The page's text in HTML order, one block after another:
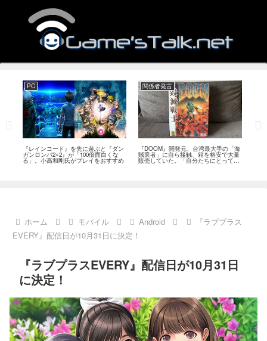
PC
『レインコード』を先に遊ぶと『ダン
ガンロンパ2×2』が「100倍面白くな
る」。小高和剛氏がプレイをおすすめ
関係者発言
『DOOM』開発元、台湾最大手の「海
賊業者」に自ら接触、箱を格安で大量
販売していた。「自分たちにとっては
流通だった」
ホーム モバイル Android
『ラブプラス
EVERY』配信日が10月31日に決定！
『ラブプラスEVERY』配信日が10月31日
に決定！